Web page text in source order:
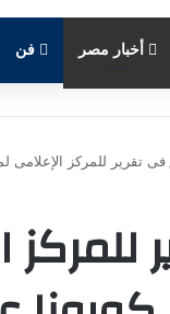
أخبار مصر فن